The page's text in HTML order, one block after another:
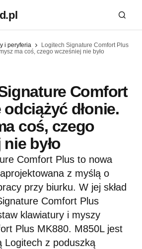
i peryferia
Logitech Signature Comfort Plus
ma coś, czego wcześniej nie było
Comfort
dłonie.
coś, czego
było
Comfort Plus to nowa
z myślą o
przy biurku. W jej skład
Comfort Plus
klawiatury i myszy
Plus MK880. M850L jest
Logitech z poduszką